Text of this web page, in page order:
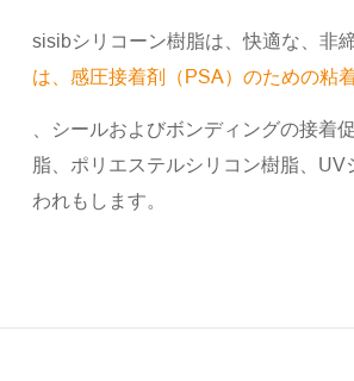
sisibシリコーン樹脂は、快適な、非
は、感圧接着剤（PSA）のための粘
、シールおよびボンディングの接
脂、ポリエステルシリコン樹脂、
われもします。